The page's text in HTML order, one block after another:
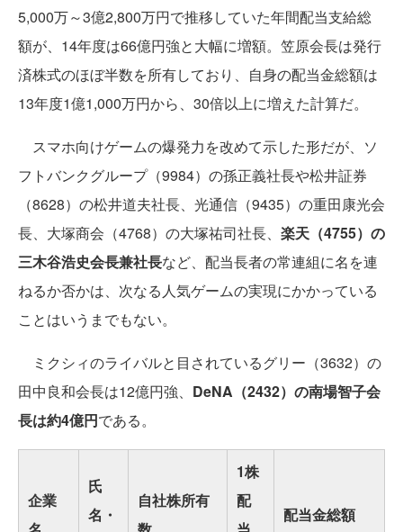
5,000万～3億2,800万円で推移していた年間配当支給総
額が、14年度は66億円強と大幅に増額。笠原会長は発行
済株式のほぼ半数を所有しており、自身の配当金総額は
13年度1億1,000万円から、30倍以上に増えた計算だ。
スマホ向けゲームの爆発力を改めて示した形だが、ソ
フトバンクグループ（9984）の孫正義社長や松井証券
（8628）の松井道夫社長、光通信（9435）の重田康光会
長、大塚商会（4768）の大塚祐司社長、 楽天（4755）の
三木谷浩史会長兼社長など、配当長者の常連組に名を連
ねるか否かは、次なる人気ゲームの実現にかかっている
ことはいうまでもない。
ミクシィのライバルと目されているグリー（3632）の
田中良和会長は12億円強、 DeNA（2432）の南場智子会
長は約4億円である。
企業
氏
名・
自社株所有
1株
配
配当金総額